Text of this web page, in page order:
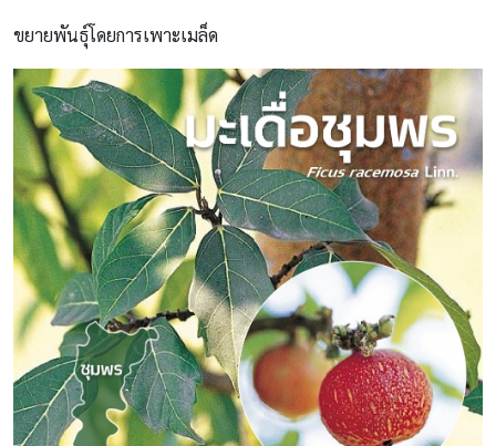
ขยายพันธุ์โดยการเพาะเมล็ด